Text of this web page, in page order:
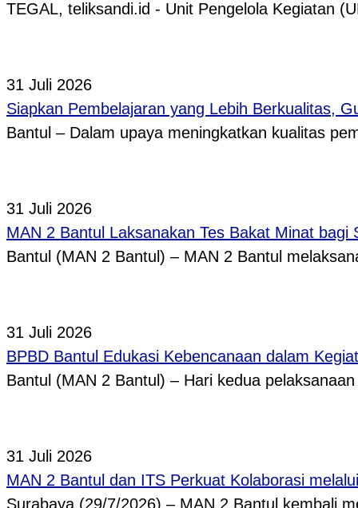
TEGAL, teliksandi.id - Unit Pengelola Kegiatan
31 Juli 2026
Siapkan Pembelajaran yang Lebih Berkualitas,
Bantul – Dalam upaya meningkatkan kualitas
31 Juli 2026
MAN 2 Bantul Laksanakan Tes Bakat Minat bagi
Bantul (MAN 2 Bantul) – MAN 2 Bantul
31 Juli 2026
BPBD Bantul Edukasi Kebencanaan dalam
Bantul (MAN 2 Bantul) – Hari kedua
31 Juli 2026
MAN 2 Bantul dan ITS Perkuat Kolaborasi
Surabaya (29/7/2026) – MAN 2 Bantul kembali